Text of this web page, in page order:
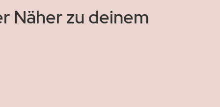
Näher zu deinem